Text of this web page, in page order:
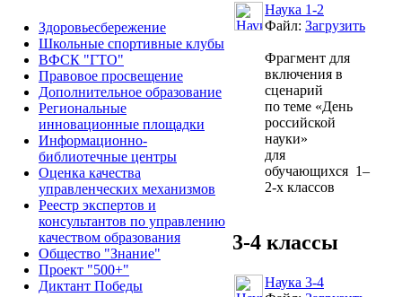
Здоровьесбережение
Школьные спортивные клубы
ВФСК "ГТО"
Правовое просвещение
Дополнительное образование
Региональные
инновационные площадки
Информационно-
библиотечные центры
Оценка качества
управленческих механизмов
Реестр экспертов и
консультантов по управлению
качеством образования
Общество "Знание"
Проект "500+"
Диктант Победы
Наука 1-2
Файл: Загрузить
Фрагмент для
включения в
сценарий
по теме «День
российской
науки»
для
обучающихся 1–
2-х классов
3-4 классы
Наука 3-4